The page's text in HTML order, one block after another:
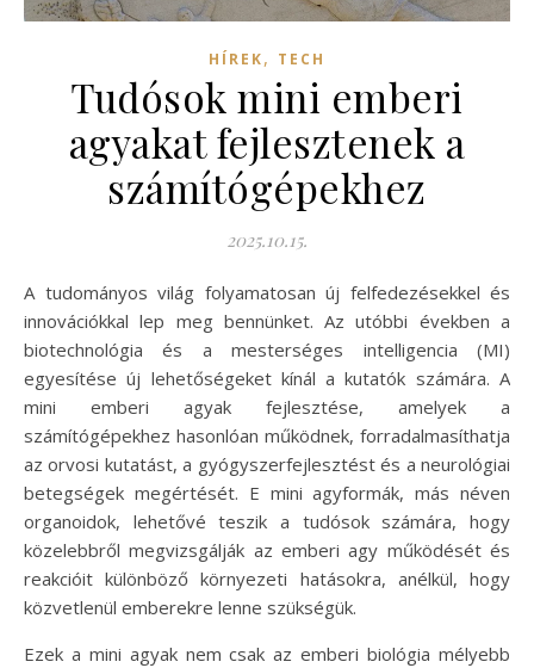
HÍREK, TECH
Tudósok mini emberi
agyakat fejlesztenek a
számítógépekhez
2025.10.15.
A tudományos világ folyamatosan új felfedezésekkel és
innovációkkal lep meg bennünket. Az utóbbi években a
biotechnológia és a mesterséges intelligencia (MI)
egyesítése új lehetőségeket kínál a kutatók számára. A
mini emberi agyak fejlesztése, amelyek a
számítógépekhez hasonlóan működnek, forradalmasíthatja
az orvosi kutatást, a gyógyszerfejlesztést és a neurológiai
betegségek megértését. E mini agyformák, más néven
organoidok, lehetővé teszik a tudósok számára, hogy
közelebbről megvizsgálják az emberi agy működését és
reakcióit különböző környezeti hatásokra, anélkül, hogy
közvetlenül emberekre lenne szükségük.
Ezek a mini agyak nem csak az emberi biológia mélyebb